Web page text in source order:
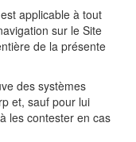
applicable à tout
sur le Site
de la présente
des systèmes
et, sauf pour lui
les contester en cas